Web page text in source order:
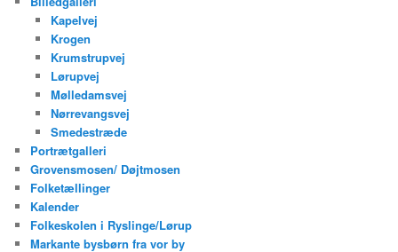
Kapelvej
Krogen
Krumstrupvej
Lørupvej
Mølledamsvej
Nørrevangsvej
Smedestræde
Portrætgalleri
Grovensmosen/ Døjtmosen
Folketællinger
Kalender
Folkeskolen i Ryslinge/Lørup
Markante bysbørn fra vor by